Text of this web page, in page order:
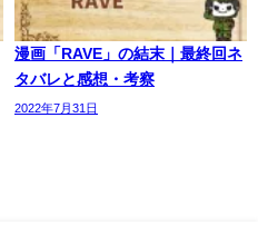
漫画「RAVE」の結末｜最終回ネ
タバレと感想・考察
2022年7月31日